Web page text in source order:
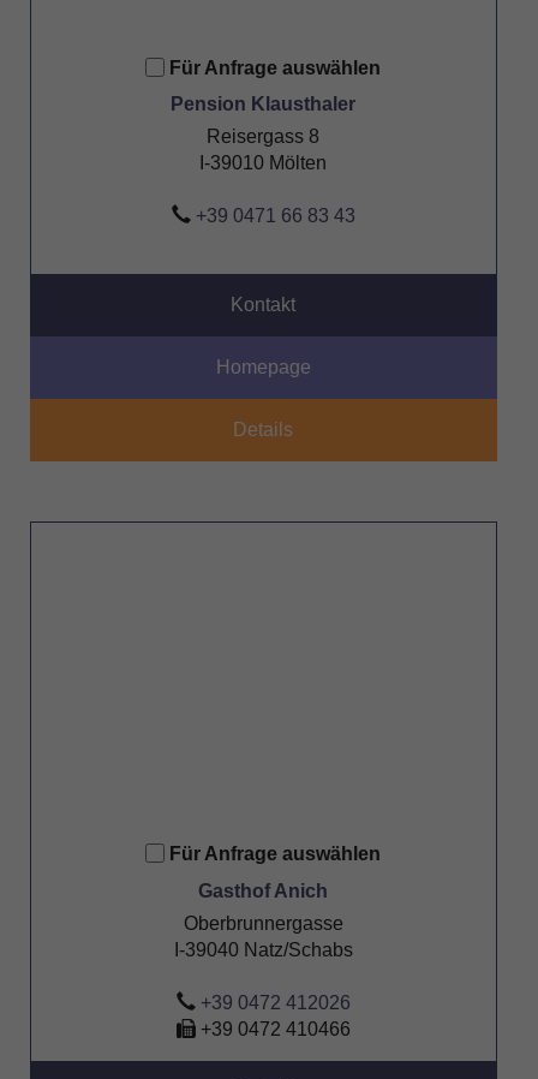
Für Anfrage auswählen
Pension Klausthaler
Reisergass 8
I-39010 Mölten
+39 0471 66 83 43
Kontakt
Homepage
Details
Für Anfrage auswählen
Gasthof Anich
Oberbrunnergasse
I-39040 Natz/Schabs
+39 0472 412026
+39 0472 410466